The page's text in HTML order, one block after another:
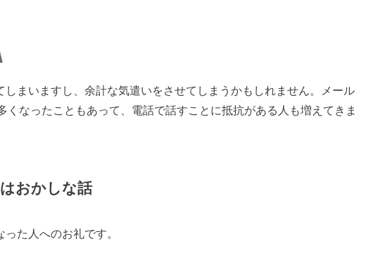
しまいますし、余計な気遣いをさせてしまうかもしれません。メール
くなったこともあって、電話で話すことに抵抗がある人も増えてきま
おかしな話
た人へのお礼です。